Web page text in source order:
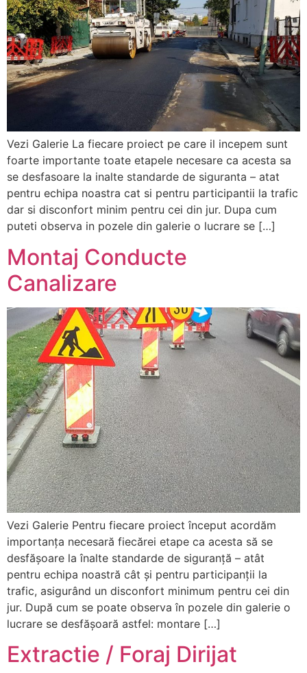
Vezi Galerie La fiecare proiect pe care il incepem sunt
foarte importante toate etapele necesare ca acesta sa
se desfasoare la inalte standarde de siguranta – atat
pentru echipa noastra cat si pentru participantii la trafic
dar si disconfort minim pentru cei din jur. Dupa cum
puteti observa in pozele din galerie o lucrare se […]
Montaj Conducte
Canalizare
Vezi Galerie Pentru fiecare proiect început acordăm
importanța necesară fiecărei etape ca acesta să se
desfășoare la înalte standarde de siguranță – atât
pentru echipa noastră cât și pentru participanții la
trafic, asigurând un disconfort minimum pentru cei din
jur. După cum se poate observa în pozele din galerie o
lucrare se desfășoară astfel: montare […]
Extractie / Foraj Dirijat